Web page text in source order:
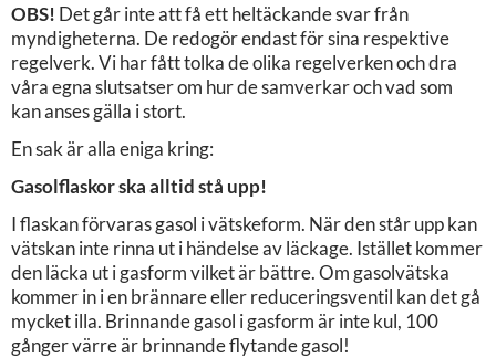
OBS! Det går inte att få ett heltäckande svar från
myndigheterna. De redogör endast för sina respektive
regelverk. Vi har fått tolka de olika regelverken och dra
våra egna slutsatser om hur de samverkar och vad som
kan anses gälla i stort.
En sak är alla eniga kring:
Gasolflaskor ska alltid stå upp!
I flaskan förvaras gasol i vätskeform. När den står upp kan
vätskan inte rinna ut i händelse av läckage. Istället kommer
den läcka ut i gasform vilket är bättre. Om gasolvätska
kommer in i en brännare eller reduceringsventil kan det gå
mycket illa. Brinnande gasol i gasform är inte kul, 100
gånger värre är brinnande flytande gasol!